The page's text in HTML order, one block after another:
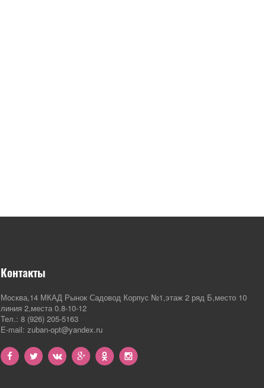
Контакты
Москва,14 МКАД Рынок Садовод Корпус №1,этаж 2 ряд Б,место 10
линия 2,места 0.8-10-12
Тел.: 8 (926) 205-5163
E-mail: zuban-opt@yandex.ru